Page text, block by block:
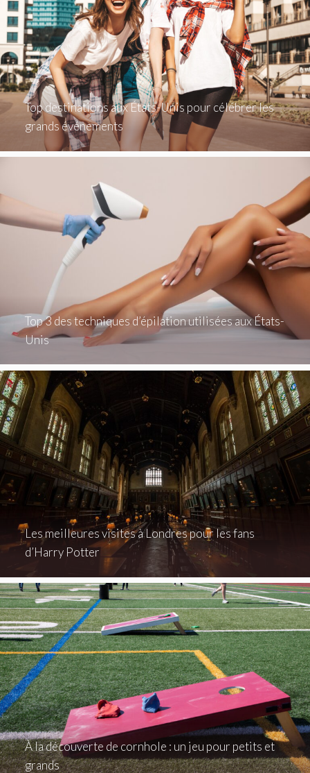
Top destinations aux États-Unis pour célébrer les
grands événements
Top 3 des techniques d’épilation utilisées aux États-
Unis
Les meilleures visites à Londres pour les fans
d’Harry Potter
À la découverte de cornhole : un jeu pour petits et
grands